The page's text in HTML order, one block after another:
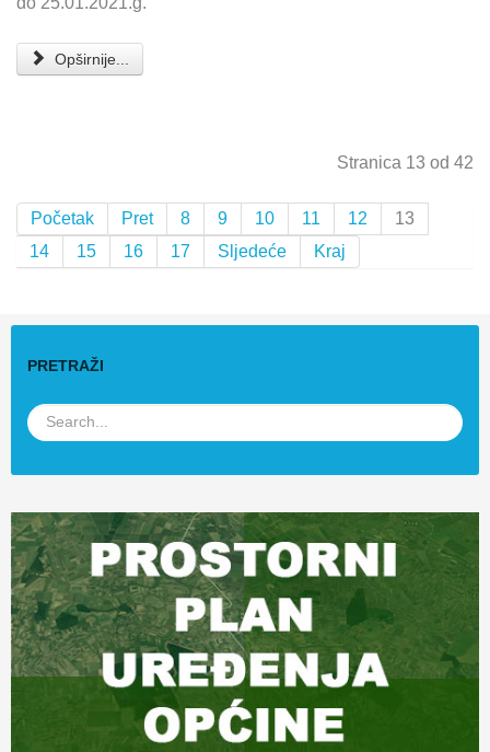
Opširnije...
Stranica 13 od 42
Početak Pret 8 9 10 11 12
13
14
15 16 17 Sljedeće Kraj
PRETRAŽI